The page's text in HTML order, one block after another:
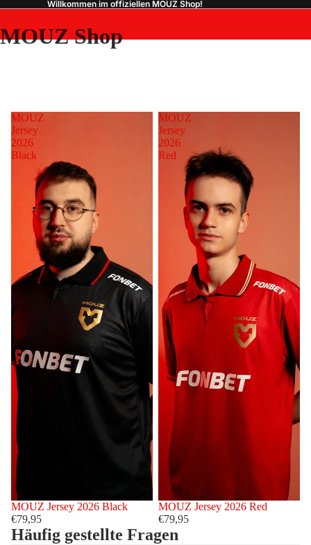
Willkommen im offiziellen MOUZ Shop!
MOUZ Shop
MOUZ
Jersey
2026
Black
MOUZ Jersey 2026 Black
€79,95
MOUZ
Jersey
2026
Red
MOUZ Jersey 2026 Red
€79,95
Häufig gestellte Fragen